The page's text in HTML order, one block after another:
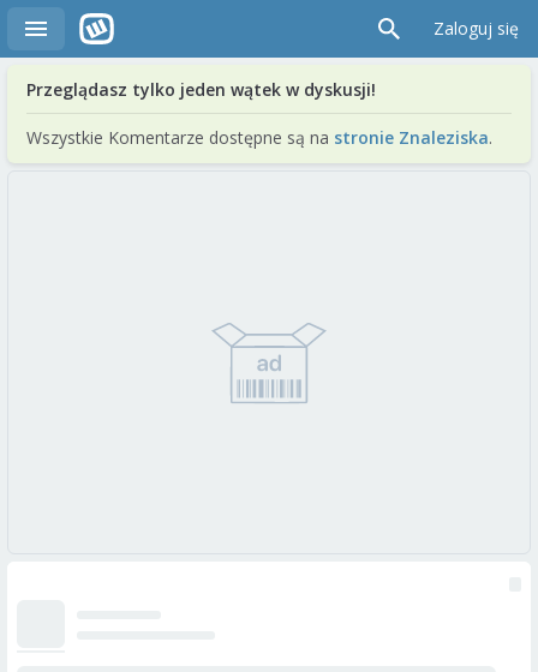
Zaloguj się
Przeglądasz tylko jeden wątek w dyskusji!
Wszystkie Komentarze dostępne są na stronie Znaleziska.